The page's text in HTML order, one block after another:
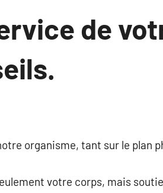
de
organisme, tant sur le plan
votre corps, mais